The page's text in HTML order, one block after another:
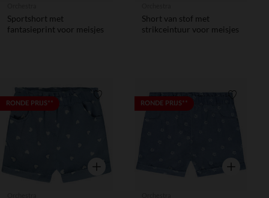
Sportshort met
fantasieprint voor meisjes
Short van stof met
strikceintuur voor meisjes
RONDE PRIJS** Verlanglijstje.
Snel overzicht
RONDE PRIJS**
Snel